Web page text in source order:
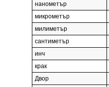
нанометър
микрометър
милиметър
сантиметър
инч
крак
Двор